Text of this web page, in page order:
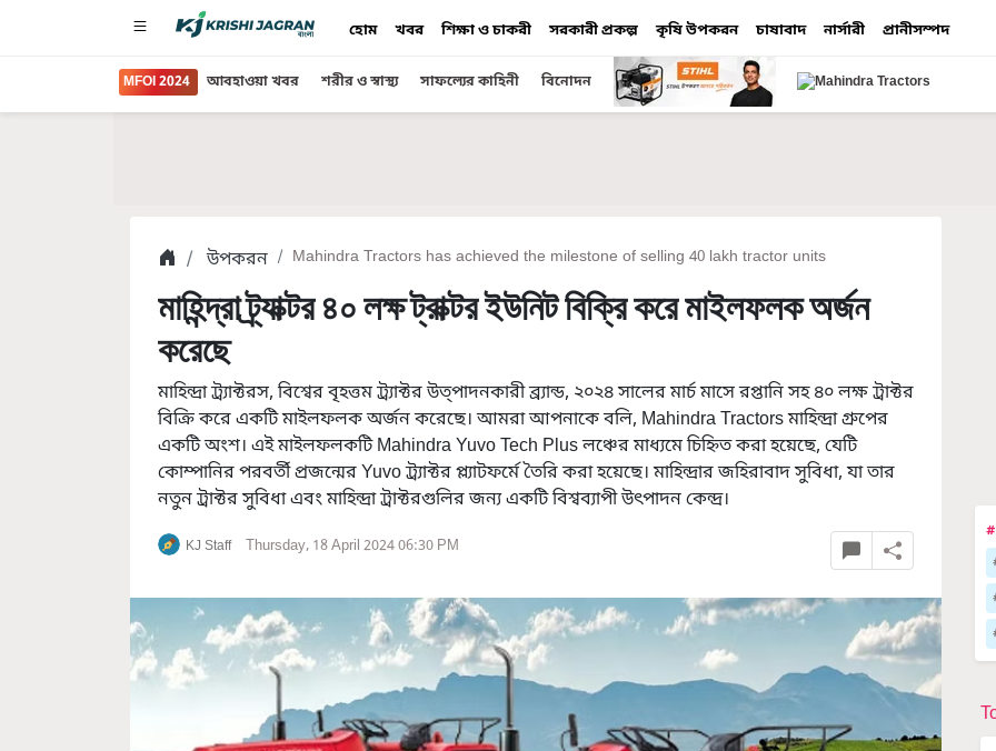
হোম খবর শিক্ষা ও চাকরী সরকারী প্রকল্প কৃষি উপকরন চাষাবাদ নার্সারী প্রানীসম্পদ
MFOI 2024 আবহাওয়া খবর শরীর ও স্বাস্থ্য সাফল্যের কাহিনী বিনোদন
উপকরন Mahindra Tractors has achieved the milestone of selling 40 lakh tractor units
মাহিন্দ্রা ট্র্যাক্টর ৪০ লক্ষ ট্রাক্টর ইউনিট বিক্রি করে মাইলফলক অর্জন
করেছে
মাহিন্দ্রা ট্র্যাক্টরস, বিশ্বের বৃহত্তম ট্র্যাক্টর উত্পাদনকারী ব্র্যান্ড, ২০২৪ সালের মার্চ মাসে রপ্তানি সহ ৪০ লক্ষ ট্রাক্টর
বিক্রি করে একটি মাইলফলক অর্জন করেছে। আমরা আপনাকে বলি, Mahindra Tractors মাহিন্দ্রা গ্রুপের
একটি অংশ। এই মাইলফলকটি Mahindra Yuvo Tech Plus লঞ্চের মাধ্যমে চিহ্নিত করা হয়েছে, যেটি
কোম্পানির পরবর্তী প্রজন্মের Yuvo ট্র্যাক্টর প্ল্যাটফর্মে তৈরি করা হয়েছে। মাহিন্দ্রার জহিরাবাদ সুবিধা, যা তার
নতুন ট্রাক্টর সুবিধা এবং মাহিন্দ্রা ট্রাক্টরগুলির জন্য একটি বিশ্বব্যাপী উৎপাদন কেন্দ্র।
KJ Staff Thursday, 18 April 2024 06:30 PM